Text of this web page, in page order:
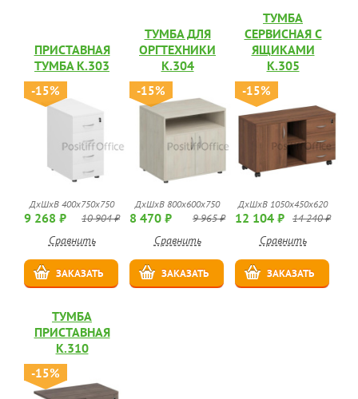
ПРИСТАВНАЯ
ТУМБА К.303
-15%
ДхШхВ 400x750x750
9 268 ₽ 10 904 ₽
Сравнить
ЗАКАЗАТЬ
ТУМБА ДЛЯ
ОРГТЕХНИКИ
К.304
-15%
ДхШхВ 800x600x750
8 470 ₽ 9 965 ₽
Сравнить
ЗАКАЗАТЬ
ТУМБА
СЕРВИСНАЯ С
ЯЩИКАМИ
К.305
-15%
ДхШхВ 1050x450x620
12 104 ₽ 14 240 ₽
Сравнить
ЗАКАЗАТЬ
ТУМБА
ПРИСТАВНАЯ
К.310
-15%